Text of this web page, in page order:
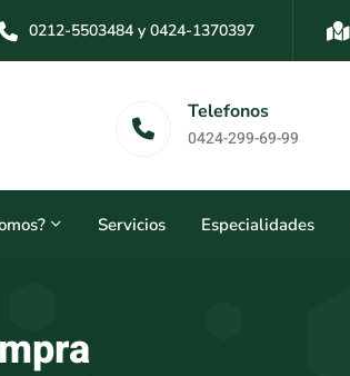
0212-5503484 y 0424-1370397
Telefonos
0424-299-69-99
Servicios Especialidades